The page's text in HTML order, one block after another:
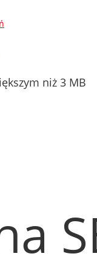
niż 3 MB